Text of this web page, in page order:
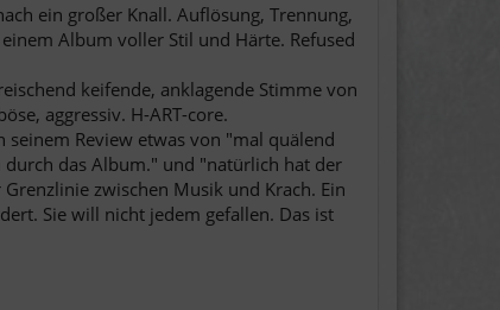
ein großer Knall. Auflösung, Trennung,
Album voller Stil und Härte. Refused
keifende, anklagende Stimme von
aggressiv. H-ART-core.
seinem Review etwas von "mal quälend
das Album." und "natürlich hat der
zwischen Musik und Krach. Ein
Sie will nicht jedem gefallen. Das ist